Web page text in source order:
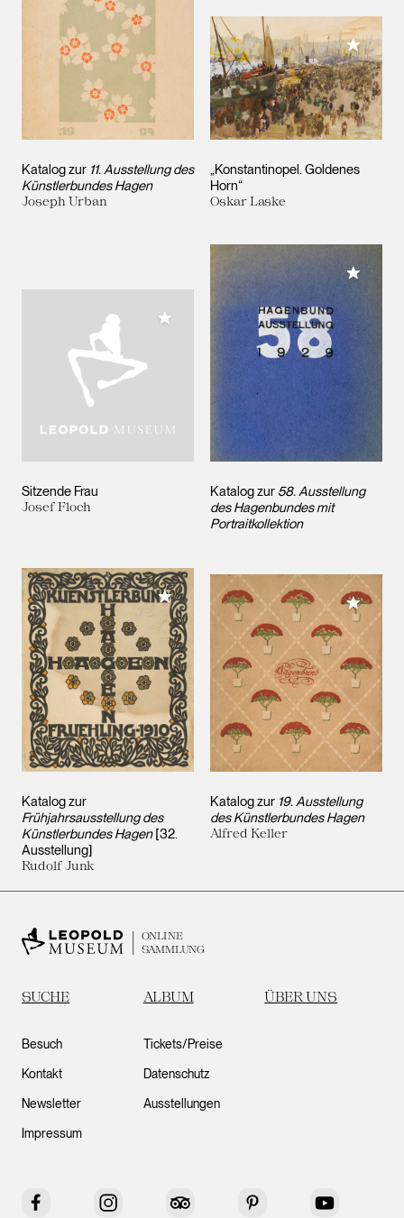
Katalog zur 11. Ausstellung des
Künstlerbundes Hagen
Joseph Urban
„Konstantinopel. Goldenes
Horn“
Oskar Laske
Meiner
Sitzende Frau
Josef Floch
Meiner Sammlung hinzufügen
Katalog zur 58. Ausstellung
des Hagenbundes mit
Portraitkollektion
Meiner
Katalog zur
Frühjahrsausstellung des
Künstlerbundes Hagen[32.
Ausstellung]
Rudolf Junk
Meiner Sammlung hinzufügen
Katalog zur 19. Ausstellung
des Künstlerbundes Hagen
Alfred Keller
Meiner
ONLINE
SAMMLUNG
SUCHE ALBUM ÜBER UNS
Besuch
Kontakt
Newsletter
Impressum
Tickets/Preise
Datenschutz
Ausstellungen
Facebook Instagram Tripadvisor Pinterest YouTube